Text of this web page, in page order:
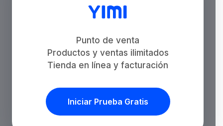
Punto de venta
Productos y ventas ilimitados
Tienda en línea y facturación
Iniciar Prueba Gratis